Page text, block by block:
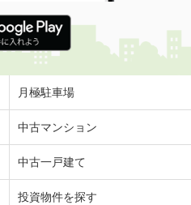
円
高松市林町
円
月極駐車場
中古マンション
中古一戸建て
投資物件を探す